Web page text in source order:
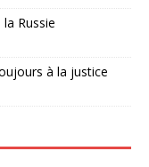
Russie
à la justice